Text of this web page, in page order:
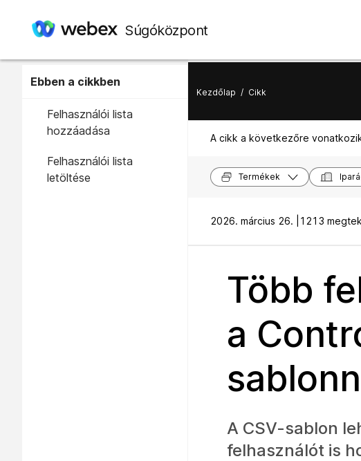
Súgóközpont
Ebben a cikkben
Felhasználói lista
hozzáadása
Felhasználói lista
letöltése
Kezdőlap / Cikk
A cikk a következőre
Termékek
2026. március 26. | 1213
Több
a
A CSV-sablon
felhasználót is